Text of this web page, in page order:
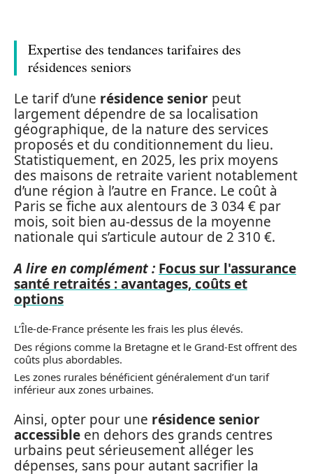
Expertise des tendances tarifaires des
résidences seniors
Le tarif d’une résidence senior peut
largement dépendre de sa localisation
géographique, de la nature des services
proposés et du conditionnement du lieu.
Statistiquement, en 2025, les prix moyens
des maisons de retraite varient notablement
d’une région à l’autre en France. Le coût à
Paris se fiche aux alentours de 3 034 € par
mois, soit bien au-dessus de la moyenne
nationale qui s’articule autour de 2 310 €.
A lire en complément : Focus sur l'assurance
santé retraités : avantages, coûts et
options
L’Île-de-France présente les frais les plus élevés.
Des régions comme la Bretagne et le Grand-Est offrent des
coûts plus abordables.
Les zones rurales bénéficient généralement d’un tarif
inférieur aux zones urbaines.
Ainsi, opter pour une résidence senior
accessible en dehors des grands centres
urbains peut sérieusement alléger les
dépenses, sans pour autant sacrifier la